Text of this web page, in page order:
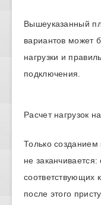
Вышеуказанный
вариантов может
нагрузки и
подключения.
Расчет нагрузок
Только созданием
не
соответствующих
после этого